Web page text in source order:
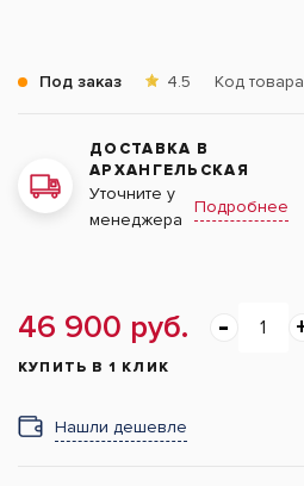
Под заказ 4.5 Код товара
ДОСТАВКА В
АРХАНГЕЛЬСКАЯ
Уточните у
менеджера
Подробнее
46 900 руб.
КУПИТЬ В 1 КЛИК
Нашли дешевле